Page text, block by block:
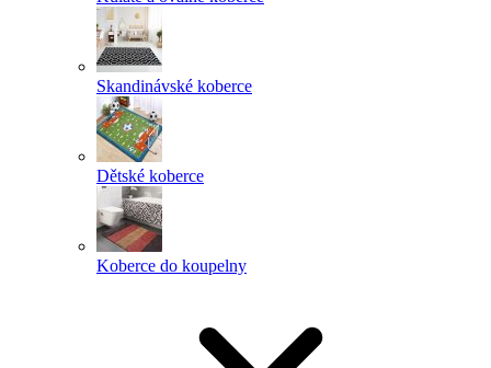
Skandinávské koberce
Dětské koberce
Koberce do koupelny